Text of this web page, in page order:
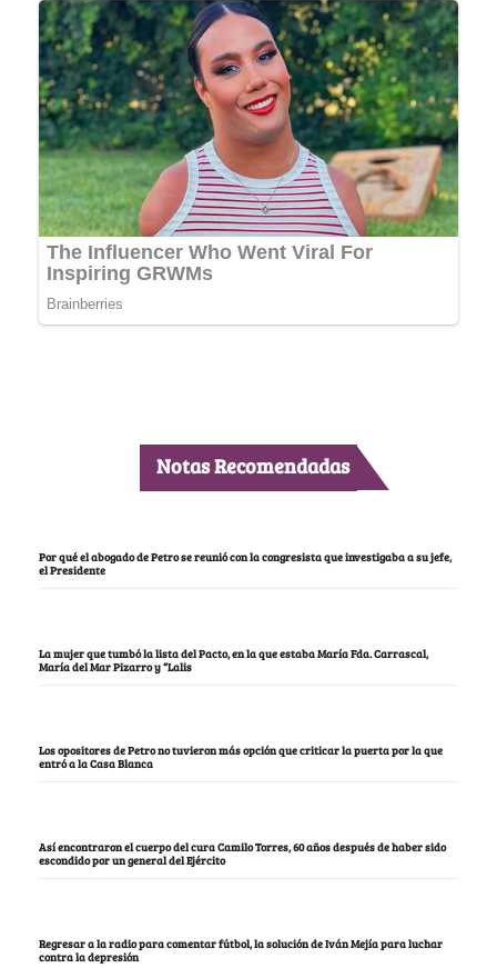
Notas Recomendadas
Por qué el abogado de Petro se reunió con la congresista que investigaba a su jefe,
el Presidente
La mujer que tumbó la lista del Pacto, en la que estaba María Fda. Carrascal,
María del Mar Pizarro y “Lalis
Los opositores de Petro no tuvieron más opción que criticar la puerta por la que
entró a la Casa Blanca
Así encontraron el cuerpo del cura Camilo Torres, 60 años después de haber sido
escondido por un general del Ejército
Regresar a la radio para comentar fútbol, la solución de Iván Mejía para luchar
contra la depresión